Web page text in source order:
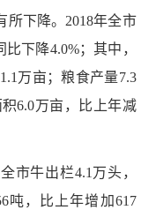
下降。2018年全市
下降4.0%；其中，
万亩；粮食产量7.3
6.0万亩，比上年减
牛出栏4.1万头，
吨，比上年增加617